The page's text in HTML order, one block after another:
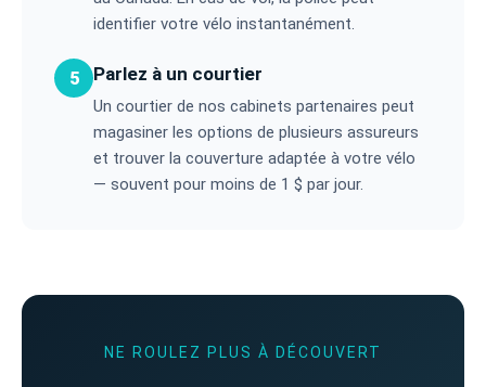
identifier votre vélo instantanément.
5 Parlez à un courtier
Un courtier de nos cabinets partenaires peut
magasiner les options de plusieurs assureurs
et trouver la couverture adaptée à votre vélo
— souvent pour moins de 1 $ par jour.
NE ROULEZ PLUS À DÉCOUVERT